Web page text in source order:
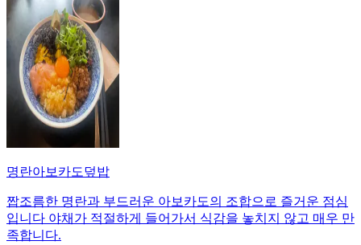
명란아보카도덮밥
짭조름한 명란과 부드러운 아보카도의 조합으로 즐거운 점심
입니다 야채가 적절하게 들어가서 식감을 놓치지 않고 매우 만
족합니다.